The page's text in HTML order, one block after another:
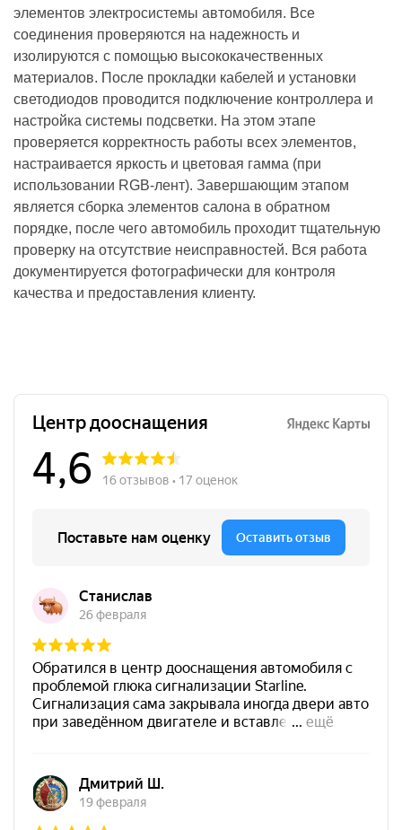
элементов электросистемы автомобиля. Все
соединения проверяются на надежность и
изолируются с помощью высококачественных
материалов. После прокладки кабелей и установки
светодиодов проводится подключение контроллера и
настройка системы подсветки. На этом этапе
проверяется корректность работы всех элементов,
настраивается яркость и цветовая гамма (при
использовании RGB-лент). Завершающим этапом
является сборка элементов салона в обратном
порядке, после чего автомобиль проходит тщательную
проверку на отсутствие неисправностей. Вся работа
документируется фотографически для контроля
качества и предоставления клиенту.